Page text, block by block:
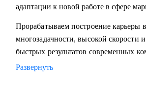
адаптации к новой работе в сфере
Прорабатываем построение карьеры
многозадачности, высокой скорости
быстрых результатов современных
Развернуть